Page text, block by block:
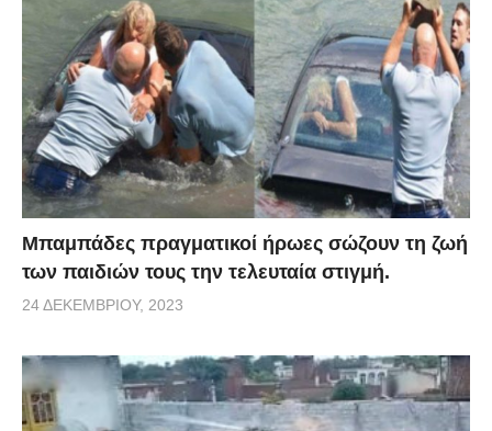
Μπαμπάδες πραγματικοί ήρωες σώζουν τη ζωή
των παιδιών τους την τελευταία στιγμή.
24 ΔΕΚΕΜΒΡΊΟΥ, 2023